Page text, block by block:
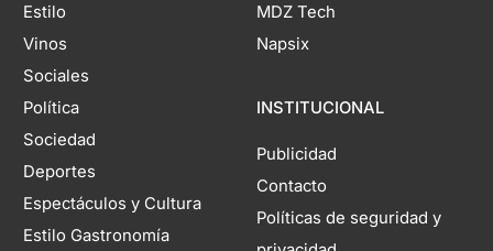
Estilo
Vinos
Sociales
Política
Sociedad
Deportes
Espectáculos y Cultura
Estilo Gastronomía
MDZ Tech
Napsix
INSTITUCIONAL
Publicidad
Contacto
Políticas de seguridad y